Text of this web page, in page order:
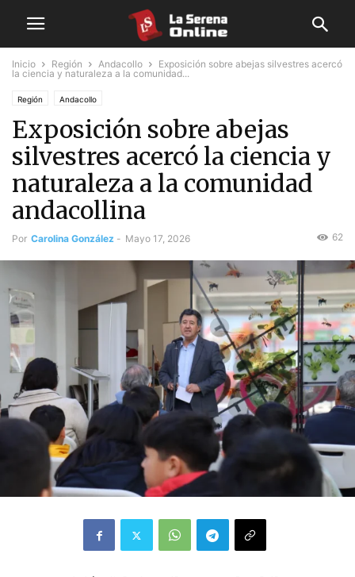
Inicio Región Andacollo
Exposición sobre abejas silvestres acercó
la ciencia y naturaleza a la comunidad...
Región Andacollo
Exposición sobre abejas
silvestres acercó la ciencia y
naturaleza a la comunidad
andacollina
Por Carolina González - Mayo 17, 2026 62